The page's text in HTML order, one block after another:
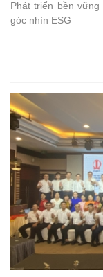
Phát triển bền
góc nhìn ESG